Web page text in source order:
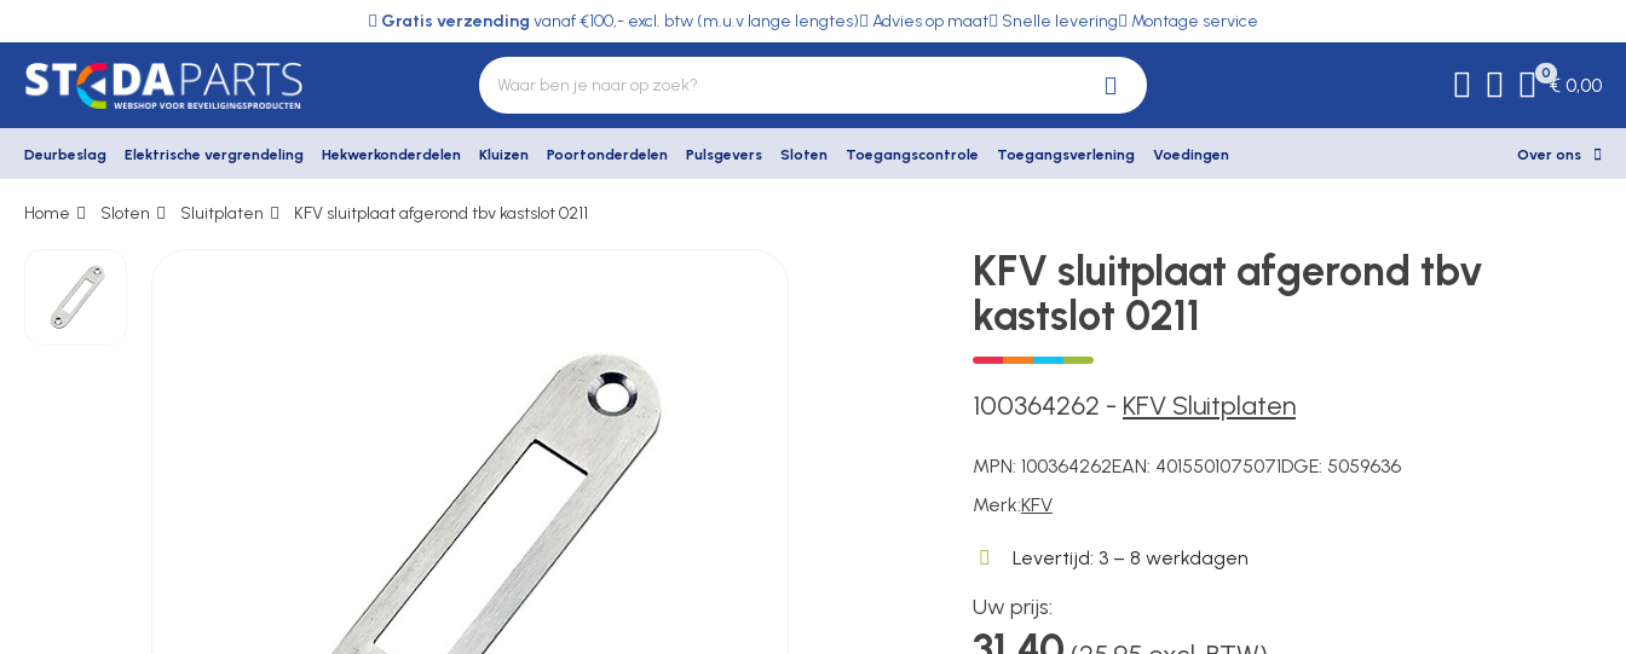
Gratis verzending vanaf €100,- excl. btw (m.u.v lange lengtes) Advies op maat Snelle levering Montage service
0
€ 0,00
Deurbeslag Elektrische vergrendeling Hekwerkonderdelen Kluizen Poortonderdelen Pulsgevers Sloten Toegangscontrole Toegangsverlening Voedingen Over ons
Deurbeslag
Elektrische vergrendeling
Home Sloten Sluitplaten KFV sluitplaat afgerond tbv kastslot 0211
KFV sluitplaat afgerond tbv
kastslot 0211
100364262 - KFV Sluitplaten
MPN: 100364262EAN: 4015501075071DGE: 5059636
Merk:KFV
Levertijd: 3 – 8 werkdagen
Uw prijs: